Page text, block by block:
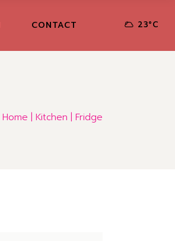
CONTACT 23°C
Home Kitchen Fridge